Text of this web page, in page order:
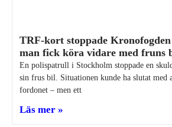
TRF-kort stoppade
man fick köra vidare med fruns
En polispatrull i Stockholm stoppade en
sin frus bil. Situationen kunde ha slutat med
fordonet – men ett
Läs mer »